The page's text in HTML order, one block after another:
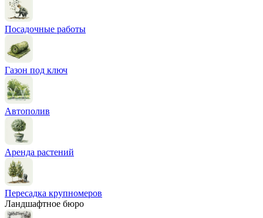
Посадочные работы
Газон под ключ
Автополив
Аренда растений
Пересадка крупномеров
Ландшафтное бюро